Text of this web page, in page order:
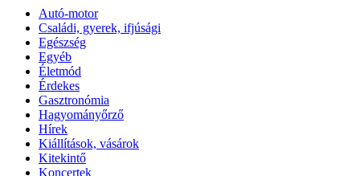
Autó-motor
Családi, gyerek, ifjúsági
Egészség
Egyéb
Életmód
Érdekes
Gasztronómia
Hagyományőrző
Hírek
Kiállítások, vásárok
Kitekintő
Koncertek